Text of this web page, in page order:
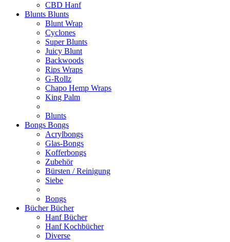
CBD Hanf
Blunts Blunts
Blunt Wrap
Cyclones
Super Blunts
Juicy Blunt
Backwoods
Rips Wraps
G-Rollz
Chapo Hemp Wraps
King Palm
Blunts
Bongs Bongs
Acrylbongs
Glas-Bongs
Kofferbongs
Zubehör
Bürsten / Reinigung
Siebe
Bongs
BücherBücher
Hanf Bücher
Hanf Kochbücher
Diverse